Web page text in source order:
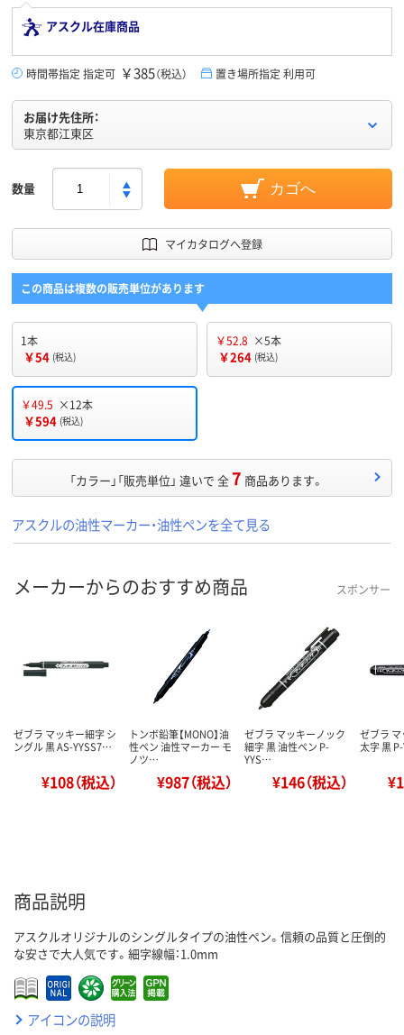
アスクル在庫商品
時間帯指定 指定可 ￥385（税込） 置き場所指定 利用可
お届け先住所：
東京都江東区
数量 カゴへ
マイカタログへ登録
この商品は複数の販売単位があります
1本
￥54 (税込)
￥52.8 ×5本
￥264 (税込)
￥49.5 ×12本
￥594 (税込)
「カラー」「販売単位」 違いで 全7 商品あります。
アスクルの油性マーカー・油性ペンを全て見る
メーカーからのおすすめ商品 スポンサー
ゼブラ マッキー細字 シ
ングル 黒 AS-YYSS7…
¥108（税込）
トンボ鉛筆【MONO】油
性ペン 油性マーカー モ
ノツ…
¥987（税込）
ゼブラ マッキーノック
細字 黒 油性ペン P-
YYS…
¥146（税込）
ゼブラ
太字 黒
商品説明
アスクルオリジナルのシングルタイプの油性ペン。信頼の品質と圧倒的
な安さで大人気です。細字線幅：1.0mm
アイコンの説明